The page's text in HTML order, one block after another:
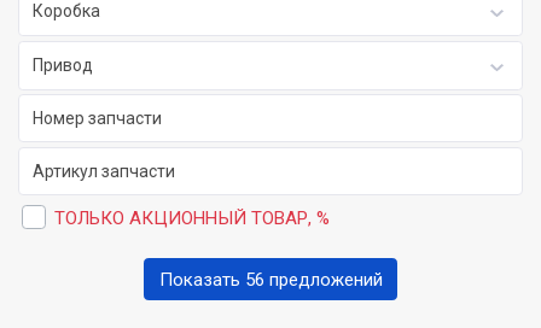
Коробка
Привод
ТОЛЬКО АКЦИОННЫЙ ТОВАР, %
Показать 56 предложений